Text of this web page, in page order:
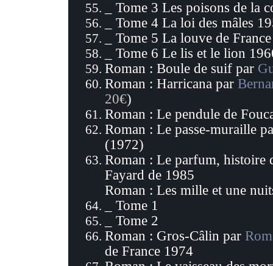
_ Tome 3 Les poisons de la
_ Tome 4 La loi des mâles
_ Tome 5 La louve de
_ Tome 6 Le lis et le lion
Roman : Boule de suif par
Roman : Harricana par
20€)
Roman : Le pendule de
Roman : Le passe-muraille
(1972)
Roman : Le parfum, histoire
Fayard de 1985
Roman : Les mille et une
_ Tome 1
_ Tome 2
Roman : Gros-Câlin par
de France 1974